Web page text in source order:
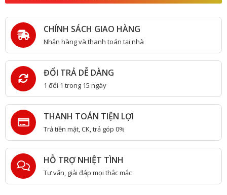
CHÍNH SÁCH GIAO HÀNG
Nhận hàng và thanh toán tại nhà
ĐỔI TRẢ DỄ DÀNG
1 đổi 1 trong 15 ngày
THANH TOÁN TIỆN LỢI
Trả tiền mặt, CK, trả góp 0%
HỖ TRỢ NHIỆT TÌNH
Tư vấn, giải đáp mọi thắc mắc